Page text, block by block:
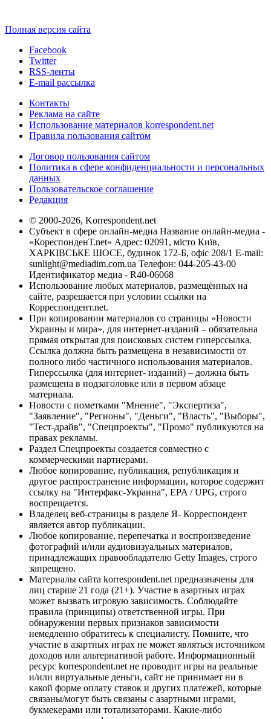
Полная версия сайта
Facebook
Twitter
RSS-ленты
E-mail рассылка
Контакты
Реклама на сайте
Использование материалов korrespondent.net
Правила пользования сайтом
Договор пользования сайтом
Политика в сфере конфиденциальности и персональных
данных
Пользовательское соглашение
Редакция
© 2000-2026, Korrespondent.net
Субъект в сфере онлайн-медиа Название онлайн-медиа -
«КореспонденТ.net» Адрес: 02091, місто Київ,
ХАРКІВСЬКЕ ШОСЕ, будинок 172-Б, офіс 208/1 E-mail:
sunlight@mediadim.com.ua Телефон: 044-205-43-00
Идентификатор медиа - R40-06068
Использование любых материалов, размещённых на
сайте, разрешается при условии ссылки на
Корреспондент.net.
При копировании материалов со страницы «Новости
Украины и мира», для интернет-изданий – обязательна
прямая открытая для поисковых систем гиперссылка.
Ссылка должна быть размещена в независимости от
полного либо частичного использования материалов.
Гиперссылка (для интернет- изданий) – должна быть
размещена в подзаголовке или в первом абзаце
материала.
Новости с пометками "Мнение", "Экспертиза",
"Заявление", "Регионы", "Деньги", "Власть", "Выборы",
"Тест-драйв", "Спецпроекты", "Промо" публикуются на
правах рекламы.
Раздел Спецпроекты создается совместно с
коммерческими партнерами.
Любое копирование, публикация, републикация и
другое распространение информации, которое содержит
ссылку на "Интерфакс-Украина", EPA / UPG, строго
воспрещается.
Владелец веб-страницы в разделе Я- Корреспондент
является автор публикации.
Любое копирование, перепечатка и воспроизведение
фотографий и/или аудиовизуальных материалов,
принадлежащих правообладателю Getty Images, строго
запрещено.
Материалы сайта korrespondent.net предназначены для
лиц старше 21 года (21+). Участие в азартных играх
может вызвать игровую зависимость. Соблюдайте
правила (принципы) ответственной игры. При
обнаружении первых признаков зависимости
немедленно обратитесь к специалисту. Помните, что
участие в азартных играх не может являться источником
доходов или альтернативой работе. Информационный
ресурс korrespondent.net не проводит игры на реальные
и/или виртуальные деньги, сайт не принимает ни в
какой форме оплату ставок и других платежей, которые
связаны/могут быть связаны с азартными играми,
букмекерами или тотализаторами. Какие-либо